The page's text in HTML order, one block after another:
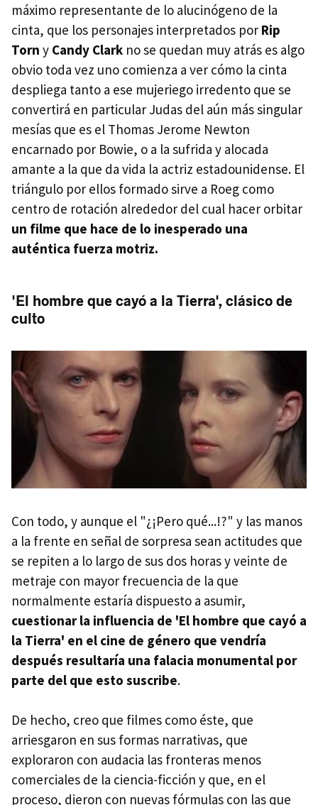
máximo representante de lo alucinógeno de la
cinta, que los personajes interpretados por Rip
Torn y Candy Clark no se quedan muy atrás es algo
obvio toda vez uno comienza a ver cómo la cinta
despliega tanto a ese mujeriego irredento que se
convertirá en particular Judas del aún más singular
mesías que es el Thomas Jerome Newton
encarnado por Bowie, o a la sufrida y alocada
amante a la que da vida la actriz estadounidense. El
triángulo por ellos formado sirve a Roeg como
centro de rotación alrededor del cual hacer orbitar
un filme que hace de lo inesperado una
auténtica fuerza motriz.
'El hombre que cayó a la Tierra', clásico de
culto
Con todo, y aunque el "¿¡Pero qué...!?" y las manos
a la frente en señal de sorpresa sean actitudes que
se repiten a lo largo de sus dos horas y veinte de
metraje con mayor frecuencia de la que
normalmente estaría dispuesto a asumir,
cuestionar la influencia de 'El hombre que cayó a
la Tierra' en el cine de género que vendría
después resultaría una falacia monumental por
parte del que esto suscribe.
De hecho, creo que filmes como éste, que
arriesgaron en sus formas narrativas, que
exploraron con audacia las fronteras menos
comerciales de la ciencia-ficción y que, en el
proceso, dieron con nuevas fórmulas con las que